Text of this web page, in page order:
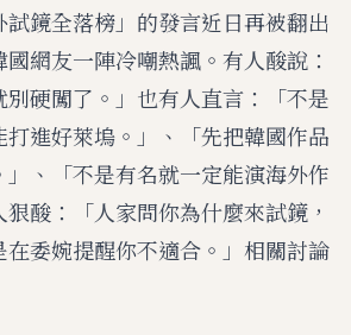
鏡全落榜」的發言近日再被翻出
網友一陣冷嘲熱諷。有人酸說：
別硬闖了。」也有人直言：「不是
進好萊塢。」、「先把韓國作品
、「不是有名就一定能演海外作
酸：「人家問你為什麼來試鏡，
委婉提醒你不適合。」相關討論